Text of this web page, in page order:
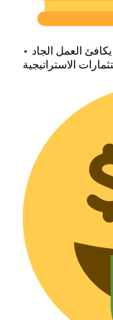
• اقتصاد واقعي: نظام مالي متوازن بدقة يكافئ العمل الجاد